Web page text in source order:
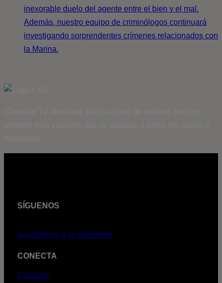
inexorable duelo del agente entre el bien y el mal.
Además, nuestro equipo de criminólogos continuará
investigando sorprendentes crímenes relacionados con
la Marina.
SÍGUENOS
Suscribirme a la newsletter
CONECTA
Contacto